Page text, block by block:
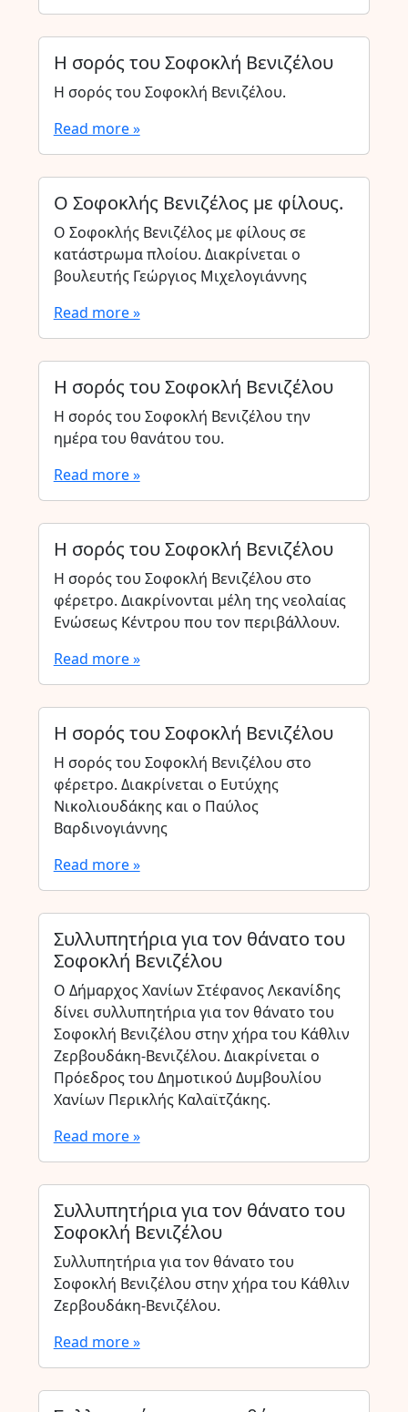
Η σορός του Σοφοκλή Βενιζέλου
Η σορός του Σοφοκλή Βενιζέλου.
Read more »
Ο Σοφοκλής Βενιζέλος με φίλους.
Ο Σοφοκλής Βενιζέλος με φίλους σε
κατάστρωμα πλοίου. Διακρίνεται ο
βουλευτής Γεώργιος Μιχελογιάννης
Read more »
Η σορός του Σοφοκλή Βενιζέλου
Η σορός του Σοφοκλή Βενιζέλου την
ημέρα του θανάτου του.
Read more »
Η σορός του Σοφοκλή Βενιζέλου
Η σορός του Σοφοκλή Βενιζέλου στο
φέρετρο. Διακρίνονται μέλη της νεολαίας
Ενώσεως Κέντρου που τον περιβάλλουν.
Read more »
Η σορός του Σοφοκλή Βενιζέλου
Η σορός του Σοφοκλή Βενιζέλου στο
φέρετρο. Διακρίνεται ο Ευτύχης
Νικολιουδάκης και ο Παύλος
Βαρδινογιάννης
Read more »
Συλλυπητήρια για τον θάνατο του
Σοφοκλή Βενιζέλου
Ο Δήμαρχος Χανίων Στέφανος Λεκανίδης
δίνει συλλυπητήρια για τον θάνατο του
Σοφοκλή Βενιζέλου στην χήρα του Κάθλιν
Ζερβουδάκη-Βενιζέλου. Διακρίνεται ο
Πρόεδρος του Δημοτικού Δυμβουλίου
Χανίων Περικλής Καλαϊτζάκης.
Read more »
Συλλυπητήρια για τον θάνατο του
Σοφοκλή Βενιζέλου
Συλλυπητήρια για τον θάνατο του
Σοφοκλή Βενιζέλου στην χήρα του Κάθλιν
Ζερβουδάκη-Βενιζέλου.
Read more »